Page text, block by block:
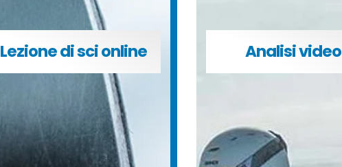
Lezione di sci online Analisi video